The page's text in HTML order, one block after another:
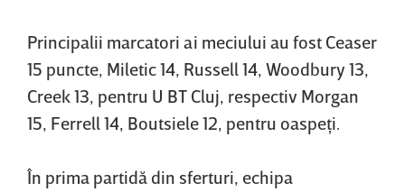
Principalii marcatori ai meciului au fost Ceaser
15 puncte, Miletic 14, Russell 14, Woodbury 13,
Creek 13, pentru U BT Cluj, respectiv Morgan
15, Ferrell 14, Boutsiele 12, pentru oaspeţi.
În prima partidă din sferturi, echipa